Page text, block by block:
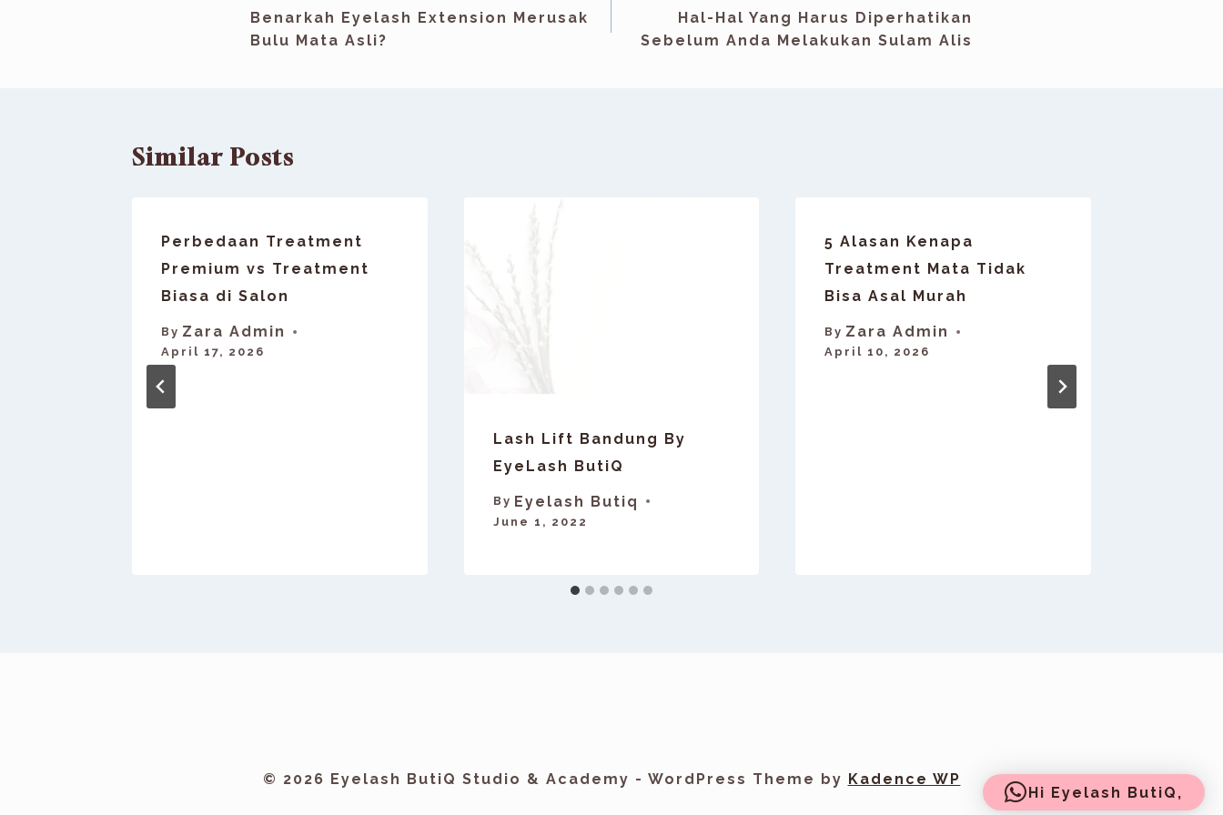
Benarkah Eyelash Extension Merusak
Bulu Mata Asli?
Hal-Hal Yang Harus Diperhatikan
Sebelum Anda Melakukan Sulam Alis
Similar Posts
Perbedaan Treatment
Premium vs Treatment
Biasa di Salon
By Zara Admin
April 17, 2026
Lash Lift Bandung By
EyeLash ButiQ
By Eyelash Butiq
June 1, 2022
5 Alasan Kenapa
Treatment Mata Tidak
Bisa Asal Murah
By Zara Admin
April 10, 2026
© 2026 Eyelash ButiQ Studio & Academy - WordPress Theme by Kadence WP
Hi Eyelash ButiQ,